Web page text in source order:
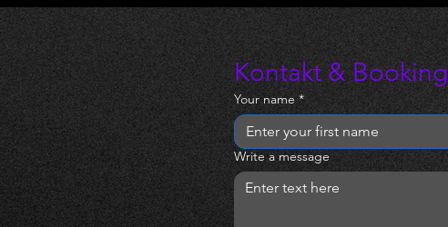
Kontakt & Booking
Your name *
Write a message